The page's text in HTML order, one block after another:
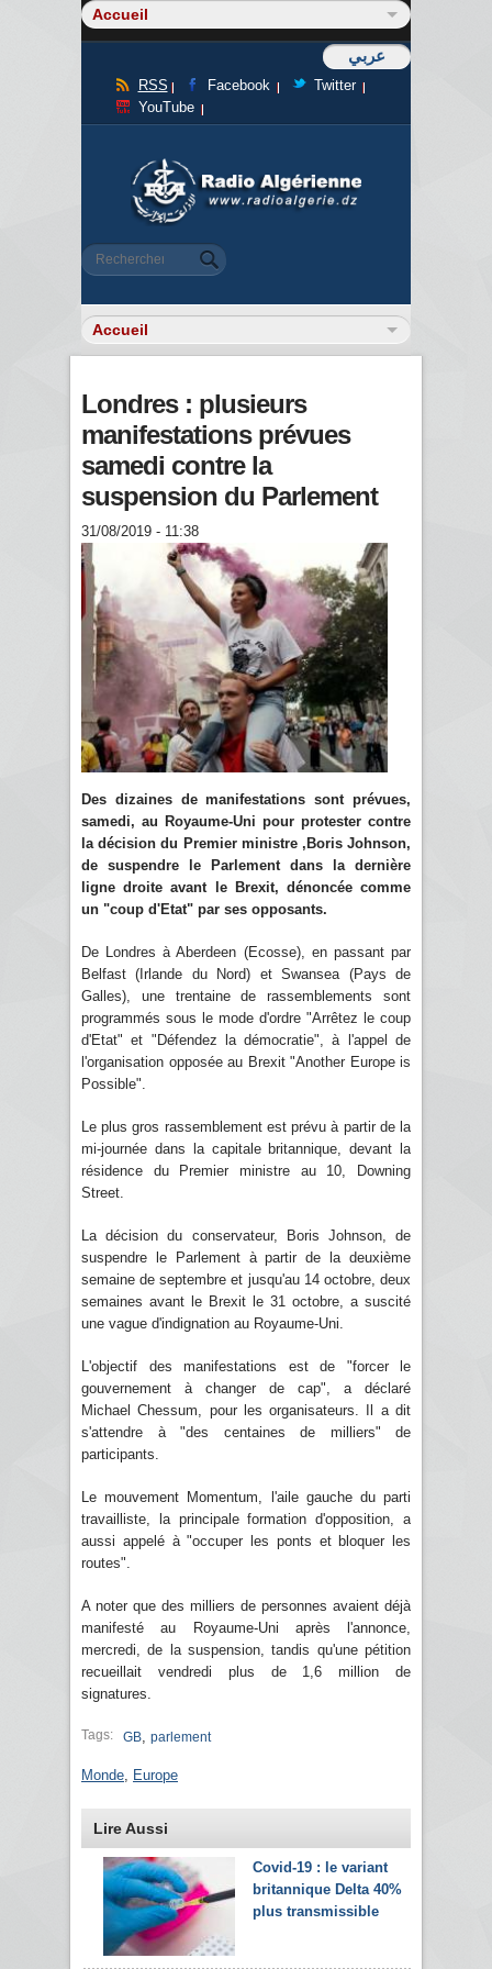
عربي
RSS Facebook
Twitter
YouTube
Formulaire de recherche
Rechercher
Londres : plusieurs
manifestations prévues
samedi contre la
suspension du Parlement
31/08/2019 - 11:38
Des dizaines de manifestations sont prévues,
samedi, au Royaume-Uni pour protester contre
la décision du Premier ministre ,Boris Johnson,
de suspendre le Parlement dans la dernière
ligne droite avant le Brexit, dénoncée comme
un "coup d'Etat" par ses opposants.
De Londres à Aberdeen (Ecosse), en passant par
Belfast (Irlande du Nord) et Swansea (Pays de
Galles), une trentaine de rassemblements sont
programmés sous le mode d'ordre "Arrêtez le coup
d'Etat" et "Défendez la démocratie", à l'appel de
l'organisation opposée au Brexit "Another Europe is
Possible".
Le plus gros rassemblement est prévu à partir de la
mi-journée dans la capitale britannique, devant la
résidence du Premier ministre au 10, Downing
Street.
La décision du conservateur, Boris Johnson, de
suspendre le Parlement à partir de la deuxième
semaine de septembre et jusqu'au 14 octobre, deux
semaines avant le Brexit le 31 octobre, a suscité
une vague d'indignation au Royaume-Uni.
L'objectif des manifestations est de "forcer le
gouvernement à changer de cap", a déclaré
Michael Chessum, pour les organisateurs. Il a dit
s'attendre à "des centaines de milliers" de
participants.
Le mouvement Momentum, l'aile gauche du parti
travailliste, la principale formation d'opposition, a
aussi appelé à "occuper les ponts et bloquer les
routes".
A noter que des milliers de personnes avaient déjà
manifesté au Royaume-Uni après l'annonce,
mercredi, de la suspension, tandis qu'une pétition
recueillait vendredi plus de 1,6 million de
signatures.
Tags: GB parlement
Monde Europe
Lire Aussi
Covid-19 : le variant
britannique Delta 40%
plus transmissible